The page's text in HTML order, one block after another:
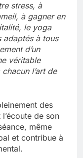
stress, à
à gagner en
le yoga
adaptés à tous
d’un
véritable
l’art de
des
de son
même
et contribue à